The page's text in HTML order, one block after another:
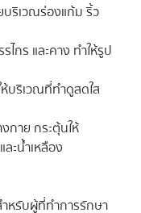
บริเวณร่องแก้ม ริ้ว
กร และคาง ทำให้รูป
บริเวณที่ทำดูสดใส
กาย กระตุ้นให้
ะน้ำเหลือง
หรับผู้ที่ทำการรักษา